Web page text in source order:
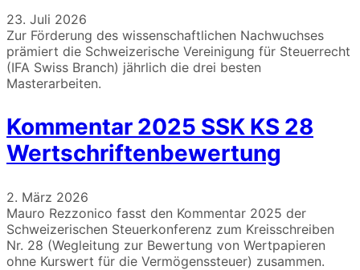
23. Juli 2026
Zur Förderung des wissenschaftlichen Nachwuchses
prämiert die Schweizerische Vereinigung für Steuerrecht
(IFA Swiss Branch) jährlich die drei besten
Masterarbeiten.
Kommentar 2025 SSK KS 28
Wertschriftenbewertung
2. März 2026
Mauro Rezzonico fasst den Kommentar 2025 der
Schweizerischen Steuerkonferenz zum Kreisschreiben
Nr. 28 (Wegleitung zur Bewertung von Wertpapieren
ohne Kurswert für die Vermögenssteuer) zusammen.